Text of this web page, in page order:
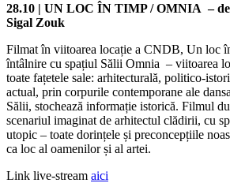
28.10 | UN LOC ÎN TIMP / OMNIA –
Sigal Zouk
Filmat în viitoarea locație a CNDB, Un loc
întâlnire cu spațiul Sălii Omnia – viitoarea
toate fațetele sale: arhitecturală, politico-
actual, prin corpurile contemporane ale
Sălii, stochează informație istorică. Filmul
scenariul imaginat de arhitectul clădirii, cu
utopic – toate dorințele și preconcepțiile
ca loc al oamenilor și al artei.
Link live-stream aici